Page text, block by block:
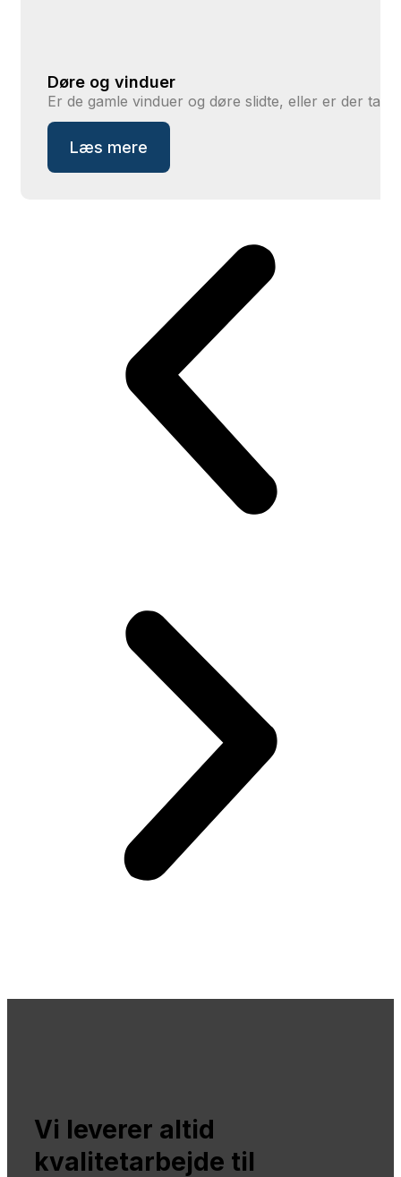
Døre og vinduer
Er de gamle vinduer og døre slidte, eller er der
Læs mere
Vi leverer altid
kvalitetarbejde til